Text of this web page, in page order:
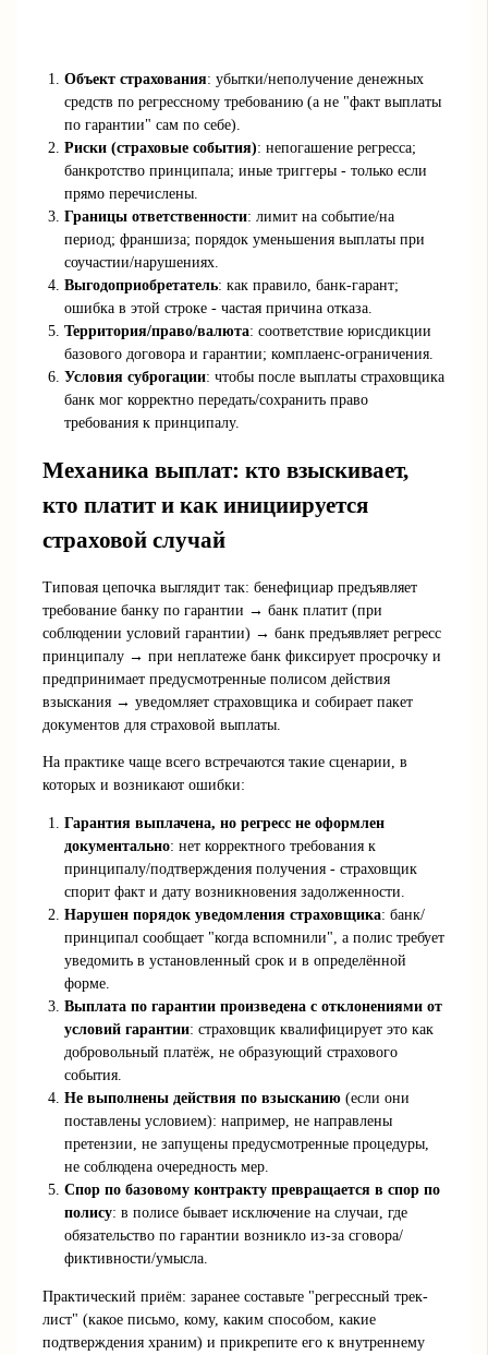
Объект страхования: убытки/неполучение денежных
средств по регрессному требованию (а не "факт выплаты
по гарантии" сам по себе).
Риски (страховые события): непогашение регресса;
банкротство принципала; иные триггеры - только если
прямо перечислены.
Границы ответственности: лимит на событие/на
период; франшиза; порядок уменьшения выплаты при
соучастии/нарушениях.
Выгодоприобретатель: как правило, банк-гарант;
ошибка в этой строке - частая причина отказа.
Территория/право/валюта: соответствие юрисдикции
базового договора и гарантии; комплаенс-ограничения.
Условия суброгации: чтобы после выплаты страховщика
банк мог корректно передать/сохранить право
требования к принципалу.
Механика выплат: кто взыскивает,
кто платит и как инициируется
страховой случай
Типовая цепочка выглядит так: бенефициар предъявляет
требование банку по гарантии → банк платит (при
соблюдении условий гарантии) → банк предъявляет регресс
принципалу → при неплатеже банк фиксирует просрочку и
предпринимает предусмотренные полисом действия
взыскания → уведомляет страховщика и собирает пакет
документов для страховой выплаты.
На практике чаще всего встречаются такие сценарии, в
которых и возникают ошибки:
Гарантия выплачена, но регресс не оформлен
документально: нет корректного требования к
принципалу/подтверждения получения - страховщик
спорит факт и дату возникновения задолженности.
Нарушен порядок уведомления страховщика: банк/
принципал сообщает "когда вспомнили", а полис требует
уведомить в установленный срок и в определённой
форме.
Выплата по гарантии произведена с отклонениями от
условий гарантии: страховщик квалифицирует это как
добровольный платёж, не образующий страхового
события.
Не выполнены действия по взысканию (если они
поставлены условием): например, не направлены
претензии, не запущены предусмотренные процедуры,
не соблюдена очередность мер.
Спор по базовому контракту превращается в спор по
полису: в полисе бывает исключение на случаи, где
обязательство по гарантии возникло из-за сговора/
фиктивности/умысла.
Практический приём: заранее составьте "регрессный трек-
лист" (какое письмо, кому, каким способом, какие
подтверждения храним) и прикрепите его к внутреннему